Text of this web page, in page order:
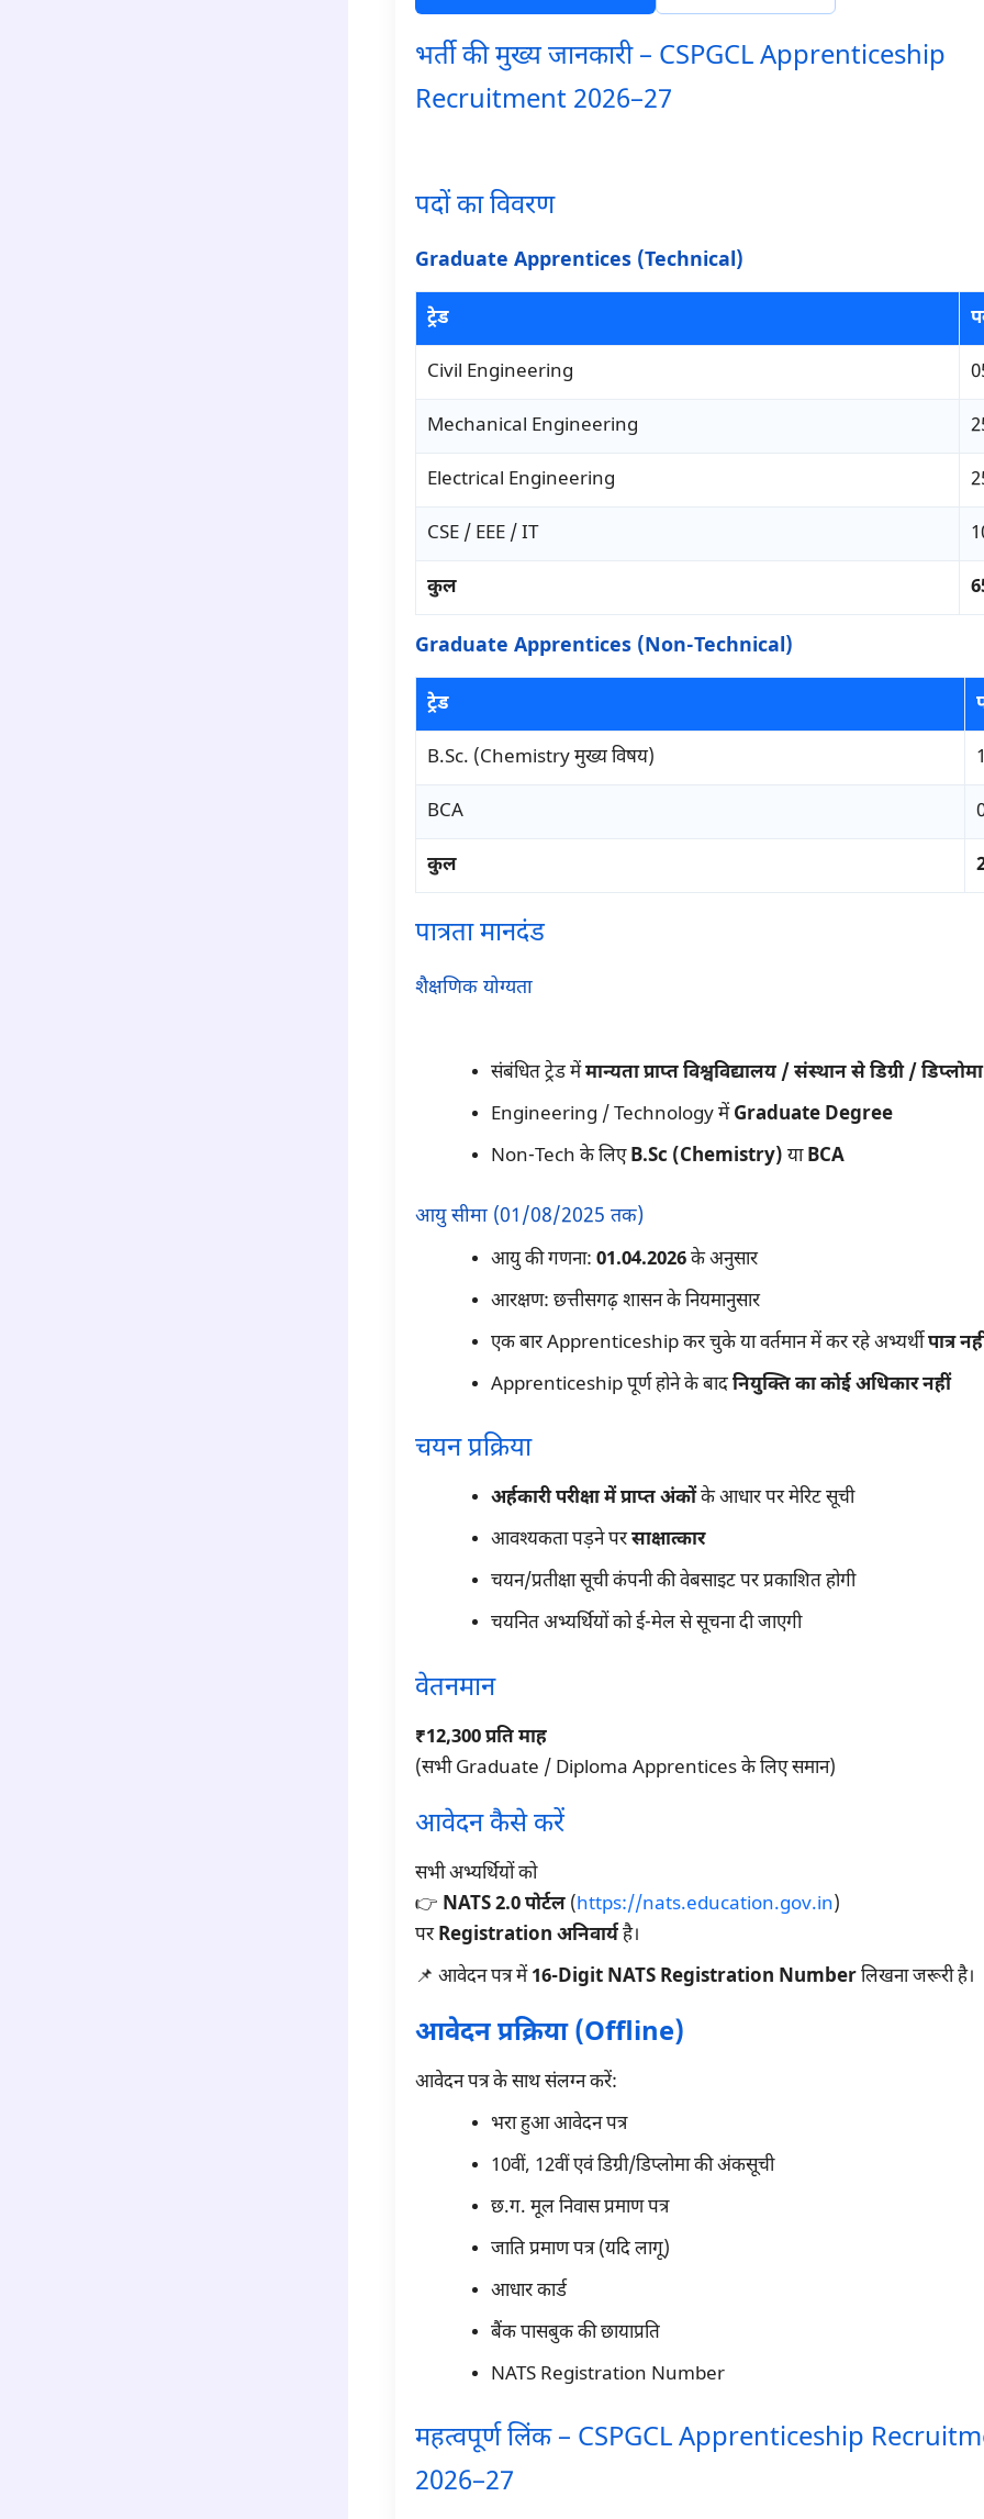
भर्ती की मुख्य जानकारी – CSPGCL Apprenticeship
Recruitment 2026–27
पदों का विवरण
Graduate Apprentices (Technical)
ट्रेड
Civil Engineering
Mechanical Engineering
Electrical Engineering
CSE / EEE / IT
कुल
Graduate Apprentices (Non-Technical)
ट्रेड
B.Sc. (Chemistry मुख्य विषय)
BCA
कुल
पात्रता मानदंड
शैक्षणिक योग्यता
संबंधित ट्रेड मेंमान्यता प्राप्त विश्वविद्यालय / संस्थान से डिग्री / डिप्लोमा
Engineering / Technology मेंGraduate Degree
Non-Tech के लिएB.Sc (Chemistry) याBCA
आयु सीमा (01/08/2025 तक)
आयु की गणना: 01.04.2026के अनुसार
आरक्षण: छत्तीसगढ़ शासन के नियमानुसार
एक बार Apprenticeship कर चुके या वर्तमान में कर रहे अभ्यर्थीपात्र
Apprenticeship पूर्ण होने के बादनियुक्ति का कोई अधिकार नहीं
चयन प्रक्रिया
अर्हकारी परीक्षा में प्राप्त अंकोंके आधार पर मेरिट सूची
आवश्यकता पड़ने परसाक्षात्कार
चयन/प्रतीक्षा सूची कंपनी की वेबसाइट पर प्रकाशित होगी
चयनित अभ्यर्थियों को ई-मेल से सूचना दी जाएगी
वेतनमान
₹12,300 प्रति माह
(सभी Graduate / Diploma Apprentices के लिए समान)
आवेदन कैसे करें
सभी अभ्यर्थियों को
👉 NATS 2.0 पोर्टल(https://nats.education.gov.in)
परRegistration अनिवार्यहै।
📌 आवेदन पत्र में16-Digit NATS Registration Numberलिखना जरूरी है।
आवेदन प्रक्रिया (Offline)
आवेदन पत्र के साथ संलग्न करें:
भरा हुआ आवेदन पत्र
10वीं, 12वीं एवं डिग्री/डिप्लोमा की अंकसूची
छ.ग. मूल निवास प्रमाण पत्र
जाति प्रमाण पत्र (यदि लागू)
आधार कार्ड
बैंक पासबुक की छायाप्रति
NATS Registration Number
महत्वपूर्ण लिंक – CSPGCL Apprenticeship
2026–27